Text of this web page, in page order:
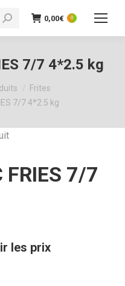
0,00€ 0
7/7 4*2.5 kg
Frites
7/7 4*2.5 kg
FRIES 7/7
les prix